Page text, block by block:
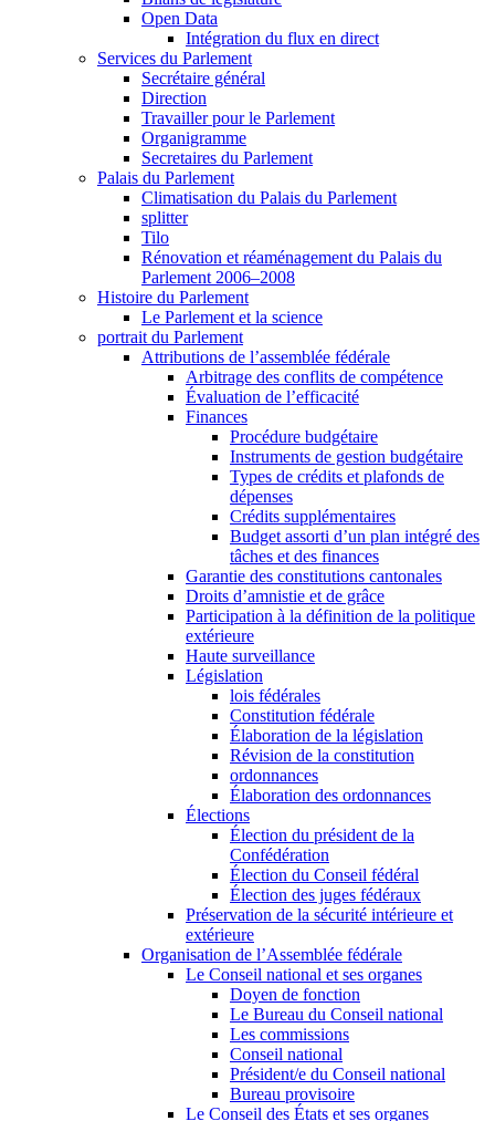
Open Data
Intégration du flux en direct
Services du Parlement
Secrétaire général
Direction
Travailler pour le Parlement
Organigramme
Secretaires du Parlement
Palais du Parlement
Climatisation du Palais du Parlement
splitter
Tilo
Rénovation et réaménagement du Palais du
Parlement 2006–2008
Histoire du Parlement
Le Parlement et la science
portrait du Parlement
Attributions de l’assemblée fédérale
Arbitrage des conflits de compétence
Évaluation de l’efficacité
Finances
Procédure budgétaire
Instruments de gestion budgétaire
Types de crédits et plafonds de
dépenses
Crédits supplémentaires
Budget assorti d’un plan intégré des
tâches et des finances
Garantie des constitutions cantonales
Droits d’amnistie et de grâce
Participation à la définition de la politique
extérieure
Haute surveillance
Législation
lois fédérales
Constitution fédérale
Élaboration de la législation
Révision de la constitution
ordonnances
Élaboration des ordonnances
Élections
Élection du président de la
Confédération
Élection du Conseil fédéral
Élection des juges fédéraux
Préservation de la sécurité intérieure et
extérieure
Organisation de l’Assemblée fédérale
Le Conseil national et ses organes
Doyen de fonction
Le Bureau du Conseil national
Les commissions
Conseil national
Président/e du Conseil national
Bureau provisoire
Le Conseil des États et ses organes